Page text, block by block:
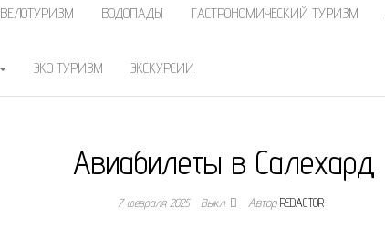
ВЕЛОТУРИЗМ ВОДОПАДЫ ГАСТРОНОМИЧЕСКИЙ ТУРИЗМ
ЭКО ТУРИЗМ ЭКСКУРСИИ
Авиабилеты в Салехард
7 февраля 2025 Выкл. АвторREDACTOR